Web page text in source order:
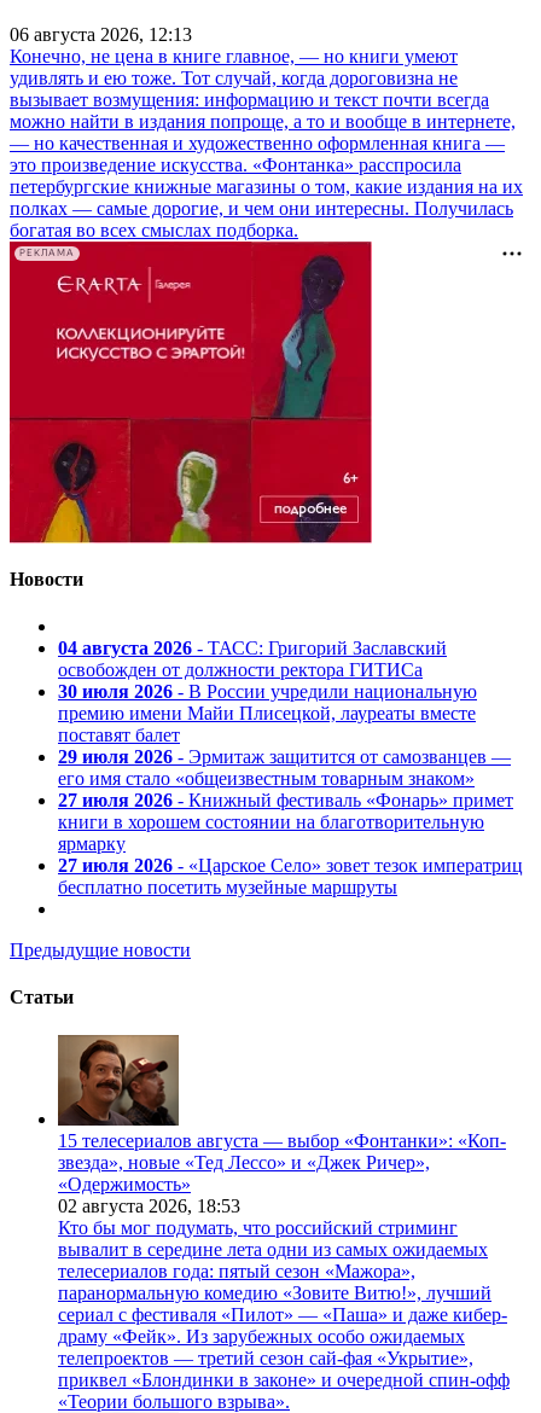
06 августа 2026, 12:13
Конечно, не цена в книге главное, — но книги умеют
удивлять и ею тоже. Тот случай, когда дороговизна не
вызывает возмущения: информацию и текст почти всегда
можно найти в издания попроще, а то и вообще в интернете,
— но качественная и художественно оформленная книга —
это произведение искусства. «Фонтанка» расспросила
петербургские книжные магазины о том, какие издания на их
полках — самые дорогие, и чем они интересны. Получилась
богатая во всех смыслах подборка.
РЕКЛАМА
Новости
04 августа 2026 - ТАСС: Григорий Заславский
освобожден от должности ректора ГИТИСа
30 июля 2026 - В России учредили национальную
премию имени Майи Плисецкой, лауреаты вместе
поставят балет
29 июля 2026 - Эрмитаж защитится от самозванцев —
его имя стало «общеизвестным товарным знаком»
27 июля 2026 - Книжный фестиваль «Фонарь» примет
книги в хорошем состоянии на благотворительную
ярмарку
27 июля 2026 - «Царское Село» зовет тезок императриц
бесплатно посетить музейные маршруты
Предыдущие новости
Статьи
15 телесериалов августа — выбор «Фонтанки»: «Коп-
звезда», новые «Тед Лессо» и «Джек Ричер»,
«Одержимость»
02 августа 2026, 18:53
Кто бы мог подумать, что российский стриминг
вывалит в середине лета одни из самых ожидаемых
телесериалов года: пятый сезон «Мажора»,
паранормальную комедию «Зовите Витю!», лучший
сериал с фестиваля «Пилот» — «Паша» и даже кибер-
драму «Фейк». Из зарубежных особо ожидаемых
телепроектов — третий сезон сай-фая «Укрытие»,
приквел «Блондинки в законе» и очередной спин-офф
«Теории большого взрыва».